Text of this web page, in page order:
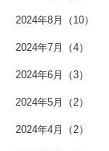
2024年8月（10）
2024年7月（4）
2024年6月（3）
2024年5月（2）
2024年4月（2）